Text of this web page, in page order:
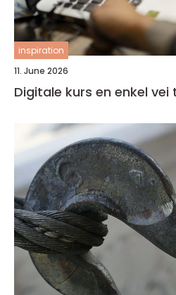
inspiration
11. June 2026
Digitale kurs en